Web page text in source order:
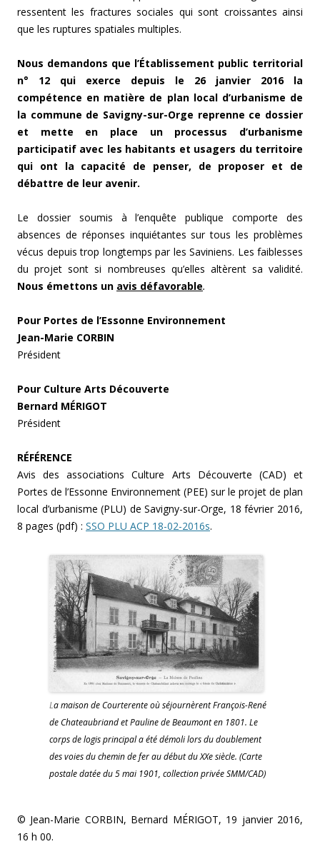
ressentent les fractures sociales qui sont croissantes ainsi
que les ruptures spatiales multiples.
Nous demandons que l’Établissement public territorial
n° 12 qui exerce depuis le 26 janvier 2016 la
compétence en matière de plan local d’urbanisme de
la commune de Savigny-sur-Orge reprenne ce dossier
et mette en place un processus d’urbanisme
participatif avec les habitants et usagers du territoire
qui ont la capacité de penser, de proposer et de
débattre de leur avenir.
Le dossier soumis à l’enquête publique comporte des
absences de réponses inquiétantes sur tous les problèmes
vécus depuis trop longtemps par les Saviniens. Les faiblesses
du projet sont si nombreuses qu’elles altèrent sa validité.
Nous émettons un avis défavorable.
Pour Portes de l’Essonne Environnement
Jean-Marie CORBIN
Président
Pour Culture Arts Découverte
Bernard MÉRIGOT
Président
RÉFÉRENCE
Avis des associations Culture Arts Découverte (CAD) et
Portes de l’Essonne Environnement (PEE) sur le projet de plan
local d’urbanisme (PLU) de Savigny-sur-Orge, 18 février 2016,
8 pages (pdf) : SSO PLU ACP 18-02-2016s.
La maison de Courterente où séjournèrent François-René
de Chateaubriand et Pauline de Beaumont en 1801. Le
corps de logis principal a été démoli lors du doublement
des voies du chemin de fer au début du XXe siècle. (Carte
postale datée du 5 mai 1901, collection privée SMM/CAD)
© Jean-Marie CORBIN, Bernard MÉRIGOT, 19 janvier 2016,
16 h 00.